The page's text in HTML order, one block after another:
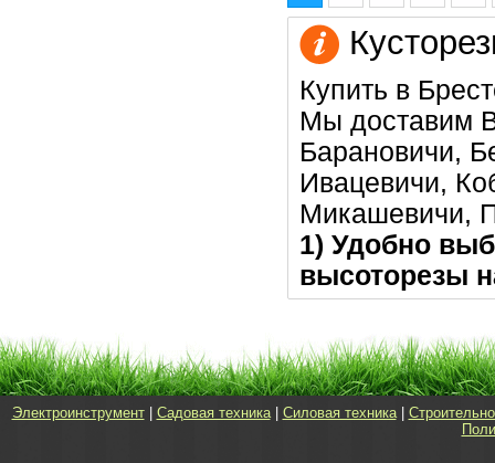
Купить в
Мы доставим
Барановичи,
Ивацевичи,
Микашевичи,
1) Удобно
высоторезы
Электроинструмент| Садовая техника| Силовая техника|